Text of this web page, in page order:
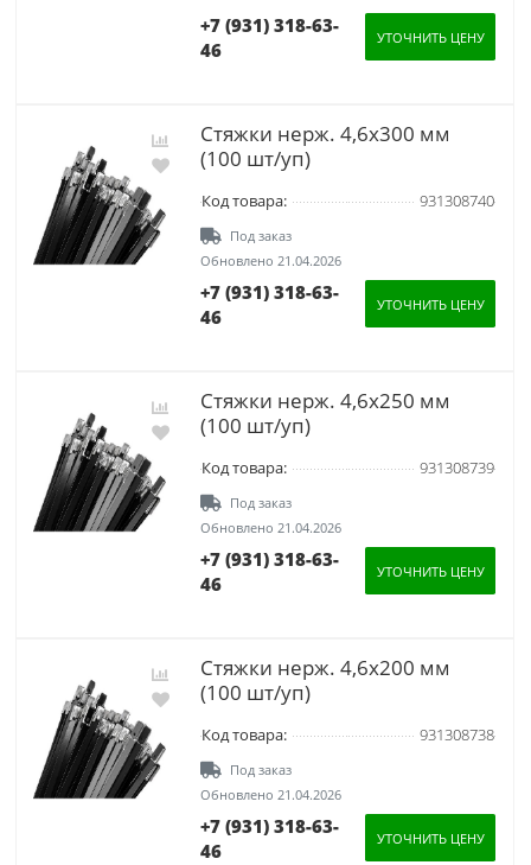
+7 (931) 318-63-
46
УТОЧНИТЬ ЦЕНУ
Стяжки нерж. 4,6х300 мм
(100 шт/уп)
Код товара: 931308740
Под заказ
Обновлено 21.04.2026
+7 (931) 318-63-
46
УТОЧНИТЬ ЦЕНУ
Стяжки нерж. 4,6х250 мм
(100 шт/уп)
Код товара: 931308739
Под заказ
Обновлено 21.04.2026
+7 (931) 318-63-
46
УТОЧНИТЬ ЦЕНУ
Стяжки нерж. 4,6х200 мм
(100 шт/уп)
Код товара: 931308738
Под заказ
Обновлено 21.04.2026
+7 (931) 318-63-
46
УТОЧНИТЬ ЦЕНУ